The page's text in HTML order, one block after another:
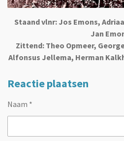
Staand vlnr: Jos Emons,
Jan
Zittend: Theo Opmeer,
Alfonsus Jellema, Herman
Reactie plaatsen
Naam *